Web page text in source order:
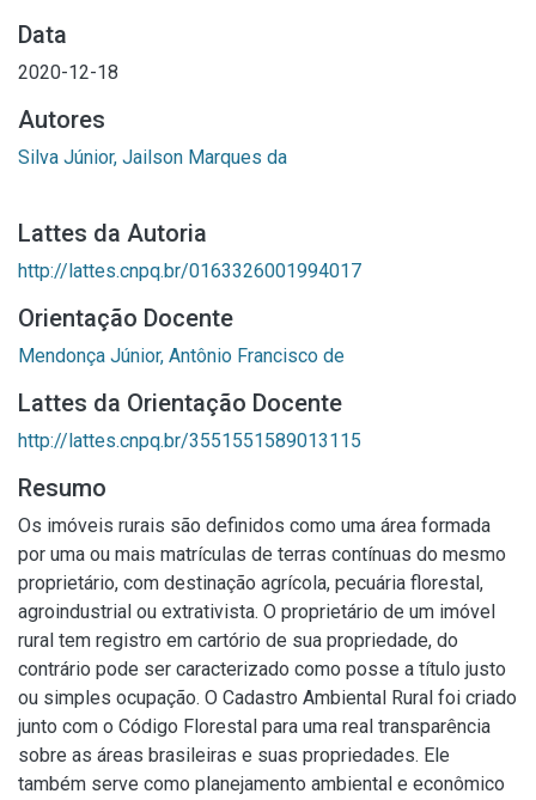
Data
2020-12-18
Autores
Silva Júnior, Jailson Marques da
Lattes da Autoria
http://lattes.cnpq.br/0163326001994017
Orientação Docente
Mendonça Júnior, Antônio Francisco de
Lattes da Orientação Docente
http://lattes.cnpq.br/3551551589013115
Resumo
Os imóveis rurais são definidos como uma área formada
por uma ou mais matrículas de terras contínuas do mesmo
proprietário, com destinação agrícola, pecuária florestal,
agroindustrial ou extrativista. O proprietário de um imóvel
rural tem registro em cartório de sua propriedade, do
contrário pode ser caracterizado como posse a título justo
ou simples ocupação. O Cadastro Ambiental Rural foi criado
junto com o Código Florestal para uma real transparência
sobre as áreas brasileiras e suas propriedades. Ele
também serve como planejamento ambiental e econômico